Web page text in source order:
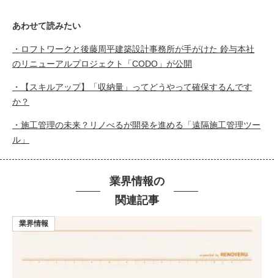
あわせて読みたい
・ ロフトワークと後藤周平建築設計事務所が手がけた 鈴与本社
のリニューアルプロジェクト「CODO」が公開
・【スキルアップ】「収納量」ってどうやって確保するんです
か？
・施工管理の未来？リノべるが開発を進める「遠隔施工管理ツー
ル」
業界情報の
関連記事
業界情報